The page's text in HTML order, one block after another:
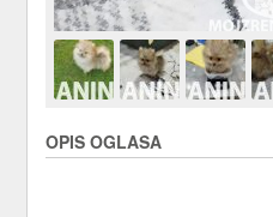
OPIS OGLASA